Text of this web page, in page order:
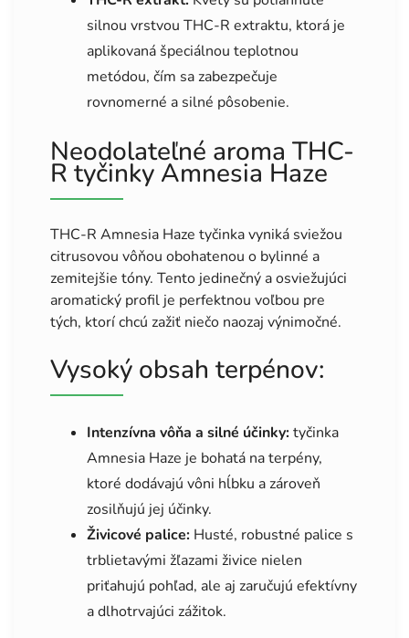
silnou vrstvou THC-R extraktu, ktorá je
aplikovaná špeciálnou teplotnou
metódou, čím sa zabezpečuje
rovnomerné a silné pôsobenie.
Neodolateľné aroma THC-
R tyčinky Amnesia Haze
THC-R Amnesia Haze tyčinka vyniká sviežou
citrusovou vôňou obohatenou o bylinné a
zemitejšie tóny. Tento jedinečný a osviežujúci
aromatický profil je perfektnou voľbou pre
tých, ktorí chcú zažiť niečo naozaj výnimočné.
Vysoký obsah terpénov:
Intenzívna vôňa a silné účinky:tyčinka
Amnesia Haze je bohatá na terpény,
ktoré dodávajú vôni hĺbku a zároveň
zosilňujú jej účinky.
Živicové palice: Husté, robustné palice s
trblietavými žľazami živice nielen
priťahujú pohľad, ale aj zaručujú efektívny
a dlhotrvajúci zážitok.